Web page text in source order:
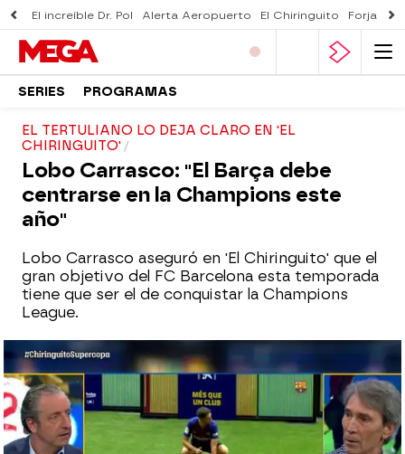
El increíble Dr. Pol Alerta Aeropuerto El Chiringuito Forjado
SERIES PROGRAMAS
EL TERTULIANO LO DEJA CLARO EN 'EL
CHIRINGUITO'
Lobo Carrasco: "El Barça debe
centrarse en la Champions este
año"
Lobo Carrasco aseguró en 'El Chiringuito' que el
gran objetivo del FC Barcelona esta temporada
tiene que ser el de conquistar la Champions
League.